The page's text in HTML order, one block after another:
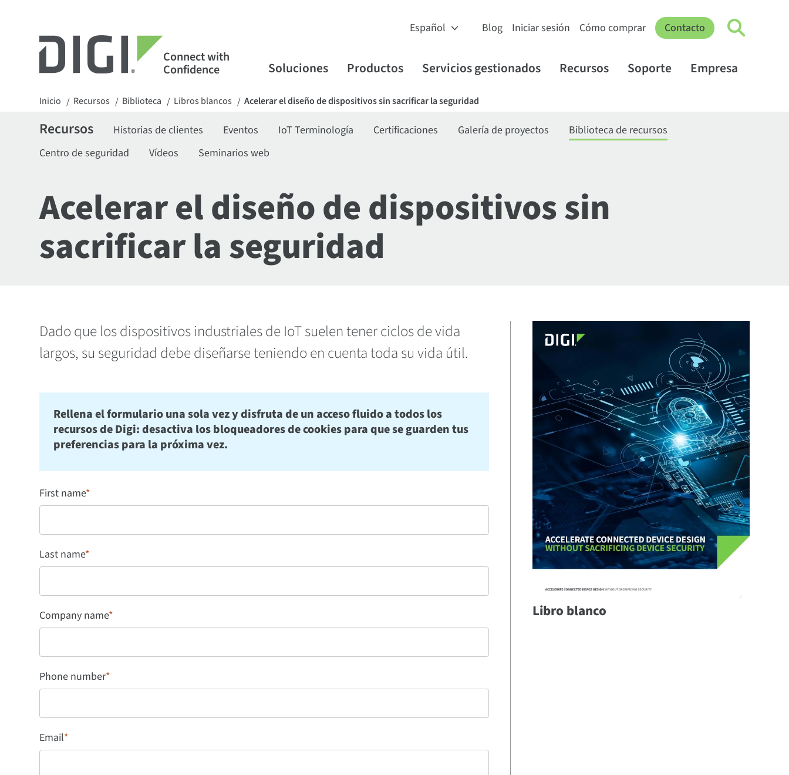
Connect with
Confidence
Blog Iniciar sesión Cómo comprar Contacto
Soluciones Productos Servicios gestionados Recursos Soporte Empresa
Inicio / Recursos / Biblioteca / Libros blancos / Acelerar el diseño de dispositivos sin sacrificar la seguridad
Recursos Historias de clientes Eventos IoT Terminología Certificaciones Galería de proyectos
Biblioteca de recursos
Centro de seguridad
Vídeos Seminarios web
Acelerar el diseño de dispositivos sin
sacrificar la seguridad
Dado que los dispositivos industriales de IoT suelen tener ciclos de vida
largos, su seguridad debe diseñarse teniendo en cuenta toda su vida útil.
Rellena el formulario una sola vez y disfruta de un acceso fluido a todos los
recursos de Digi: desactiva los bloqueadores de cookies para que se guarden tus
preferencias para la próxima vez.
First name*
Last name*
Company name*
Phone number*
Email*
Libro blanco